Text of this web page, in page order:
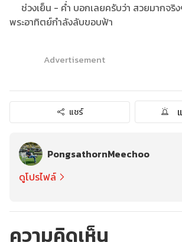
ช่วงเย็น - ค่ำ บอกเลยครับว่า สวยมากจริ
พระอาทิตย์กำลังลับขอบฟ้า
Advertisement
แชร์
PongsathornMeechoo
ดูโปรไฟล์
ความคิดเห็น